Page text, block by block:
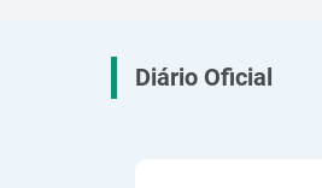
Diário Oficial